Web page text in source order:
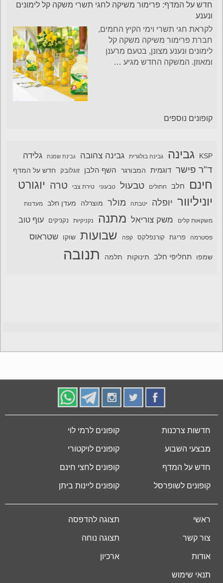
חדש על המדף: פרימור משיקה לחגי תשרי משקה קל לימונים
ונענע
לקראת חגי תשרי וימי הקיץ החמים,
חברת פרימור משיקה משקה קל
לימונים ונענע מצונן, בטעם מרענן
ומאוזן. המשקה החדש מגיע …
קופונים נוספים
KSP גבינה גבינה בולגרית גבינה צהובה גבינת שמנת גלידה
ד"ר פישר דוגמית המבורגר השף הלבן זוגלובק חדש על המדף
חינם חלב חתולים טבעול טבעוני טירת צבי טרה יוגורט
יוניליוור יופלה יטבתה מולר מוצרלה מעדן חלב מעדנות
משקאות קלים משק צוריאל מתנה נקניקיות נקניקים עוף טוב
פסטרמה פריגת קורנפלקס קפה שבועות שוקו שטראוס
שמפו תחליפי חלב תינוקות תלמה תנובה
חדשות צרכנות
מבצעי השבוע
חדש על המדף
קופונים לשופרסל
קופונים לרמי לוי
קופונים לויקטורי
קופונים לחצי חינם
קופונים ליינות ביתן
ראשי
צור קשר
אודות
תנאי שימוש
תצוגה להדפסה
תצוגה נוחה
ארכיון